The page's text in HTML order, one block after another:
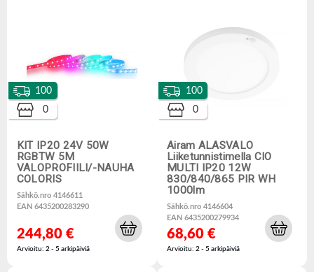
KIT IP20 24V 50W
RGBTW 5M
VALOPROFIILI/-NAUHA
COLORIS
Sähkö.nro 4146611
EAN 6435200283290
100
0
244,80 €
Arvioitu: 2 - 5 arkipäiviä
Airam ALASVALO
Liiketunnistimella CIO
MULTI IP20 12W
830/840/865 PIR WH
1000lm
Sähkö.nro 4146604
EAN 6435200279934
100
0
68,60 €
Arvioitu: 2 - 5 arkipäiviä